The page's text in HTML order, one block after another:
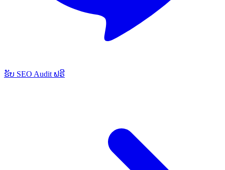
ຮັບ SEO Audit ຟຣີ